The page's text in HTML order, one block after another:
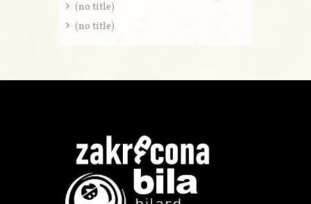
(no title)
(no title)